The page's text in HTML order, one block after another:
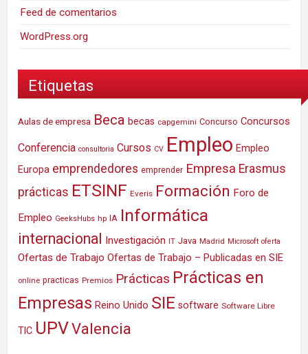
Feed de comentarios
WordPress.org
Etiquetas
Aulas de empresa Beca becas capgemini Concurso Concursos
Conferencia consultoria Cursos CV Empleo Empleo
Europa emprendedores emprender Empresa Erasmus
prácticas ETSINF Everis Formación Foro de
Empleo GeeksHubs hp IA Informática
internacional Investigación IT Java Madrid Microsoft oferta
Ofertas de Trabajo Ofertas de Trabajo – Publicadas en SIE
online practicas Premios Prácticas Prácticas en
Empresas Reino Unido SIE software Software Libre
TIC UPVValencia